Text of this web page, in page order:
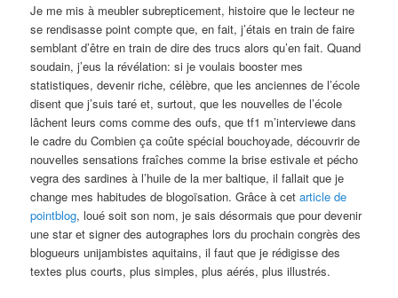
Je me mis à meubler subrepticement, histoire que le lecteur ne
se rendisasse point compte que, en fait, j’étais en train de faire
semblant d’être en train de dire des trucs alors qu’en fait. Quand
soudain, j’eus la révélation: si je voulais booster mes
statistiques, devenir riche, célèbre, que les anciennes de l’école
disent que j’suis taré et, surtout, que les nouvelles de l’école
lâchent leurs coms comme des oufs, que tf1 m’interviewe dans
le cadre du Combien ça coûte spécial bouchoyade, découvrir de
nouvelles sensations fraîches comme la brise estivale et pécho
vegra des sardines à l’huile de la mer baltique, il fallait que je
change mes habitudes de blogoïsation. Grâce à cetarticle de
pointblog, loué soit son nom, je sais désormais que pour devenir
une star et signer des autographes lors du prochain congrès des
blogueurs unijambistes aquitains, il faut que je rédigisse des
textes plus courts, plus simples, plus aérés, plus illustrés.